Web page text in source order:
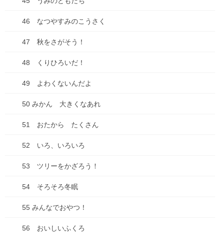
35 もやもや もやもや…
36 もやもや バイバイ
37 かくれんぼ
38 カサ カサ たん たん
46 なつやすみのこうさく
47 秋をさがそう！
48 くりひろいだ！
49 よわくないんだよ
50 みかん 大きくなあれ
51 おたから たくさん
52 いろ、いろいろ
53 ツリーをかざろう！
54 そろそろ冬眠
55 みんなでおやつ！
56 おいしいふくろ